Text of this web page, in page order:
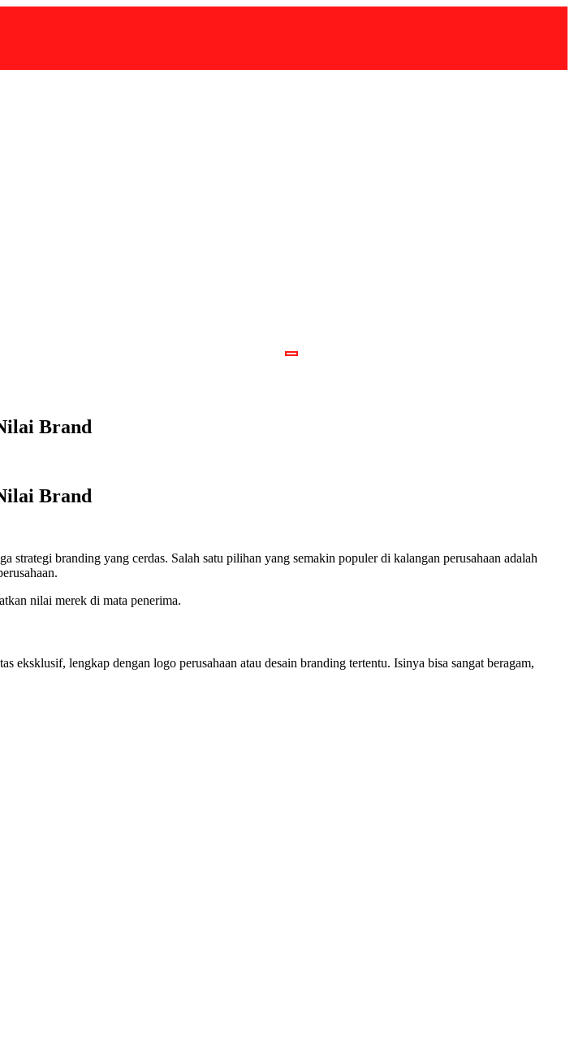
Brand
Brand
branding yang cerdas. Salah satu pilihan yang semakin populer di kalangan perusahaan adalah
nilai merek di mata penerima.
eksklusif, lengkap dengan logo perusahaan atau desain branding tertentu. Isinya bisa sangat beragam,